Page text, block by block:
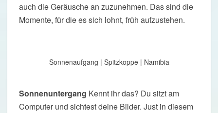
auch die Geräusche an zuzunehmen. Das sind die
Momente, für die es sich lohnt, früh aufzustehen.
Sonnenaufgang | Spitzkoppe | Namibia
Sonnenuntergang Kennt ihr das? Du sitzt am
Computer und sichtest deine Bilder. Just in diesem